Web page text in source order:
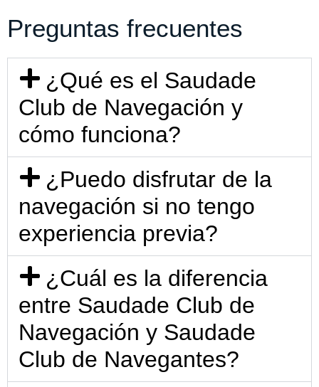
Preguntas frecuentes
¿Qué es el Saudade
Club de Navegación y
cómo funciona?
¿Puedo disfrutar de la
navegación si no tengo
experiencia previa?
¿Cuál es la diferencia
entre Saudade Club de
Navegación y Saudade
Club de Navegantes?